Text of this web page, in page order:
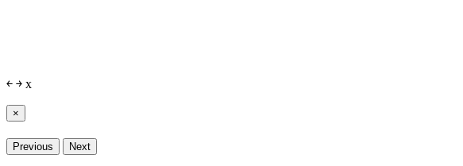
￩ ￫ x
×
Previous Next